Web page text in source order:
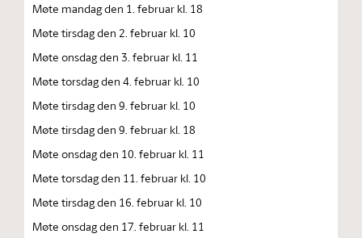
Møte mandag den 1. februar kl. 18
Møte tirsdag den 2. februar kl. 10
Møte onsdag den 3. februar kl. 11
Møte torsdag den 4. februar kl. 10
Møte tirsdag den 9. februar kl. 10
Møte tirsdag den 9. februar kl. 18
Møte onsdag den 10. februar kl. 11
Møte torsdag den 11. februar kl. 10
Møte tirsdag den 16. februar kl. 10
Møte onsdag den 17. februar kl. 11